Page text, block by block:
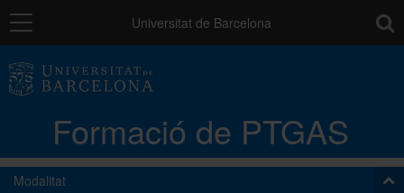
Navegació Universitat de Barcelona
Formació de PTGAS
Catàleg de la formació del PTGAS
Modalitat